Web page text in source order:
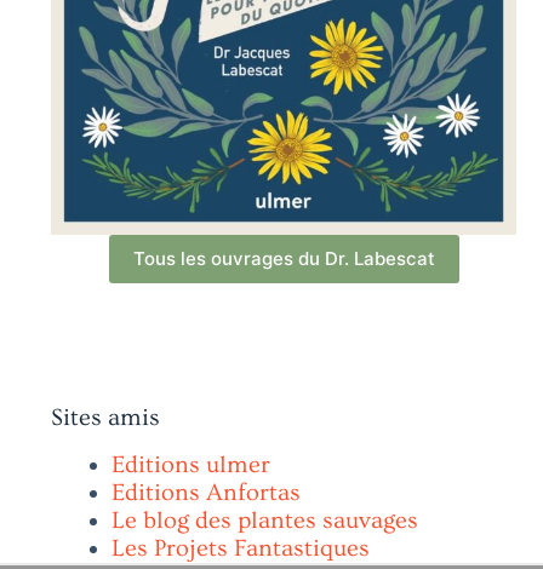
Tous les ouvrages du Dr. Labescat
Sites amis
Editions ulmer
Editions Anfortas
Le blog des plantes sauvages
Les Projets Fantastiques